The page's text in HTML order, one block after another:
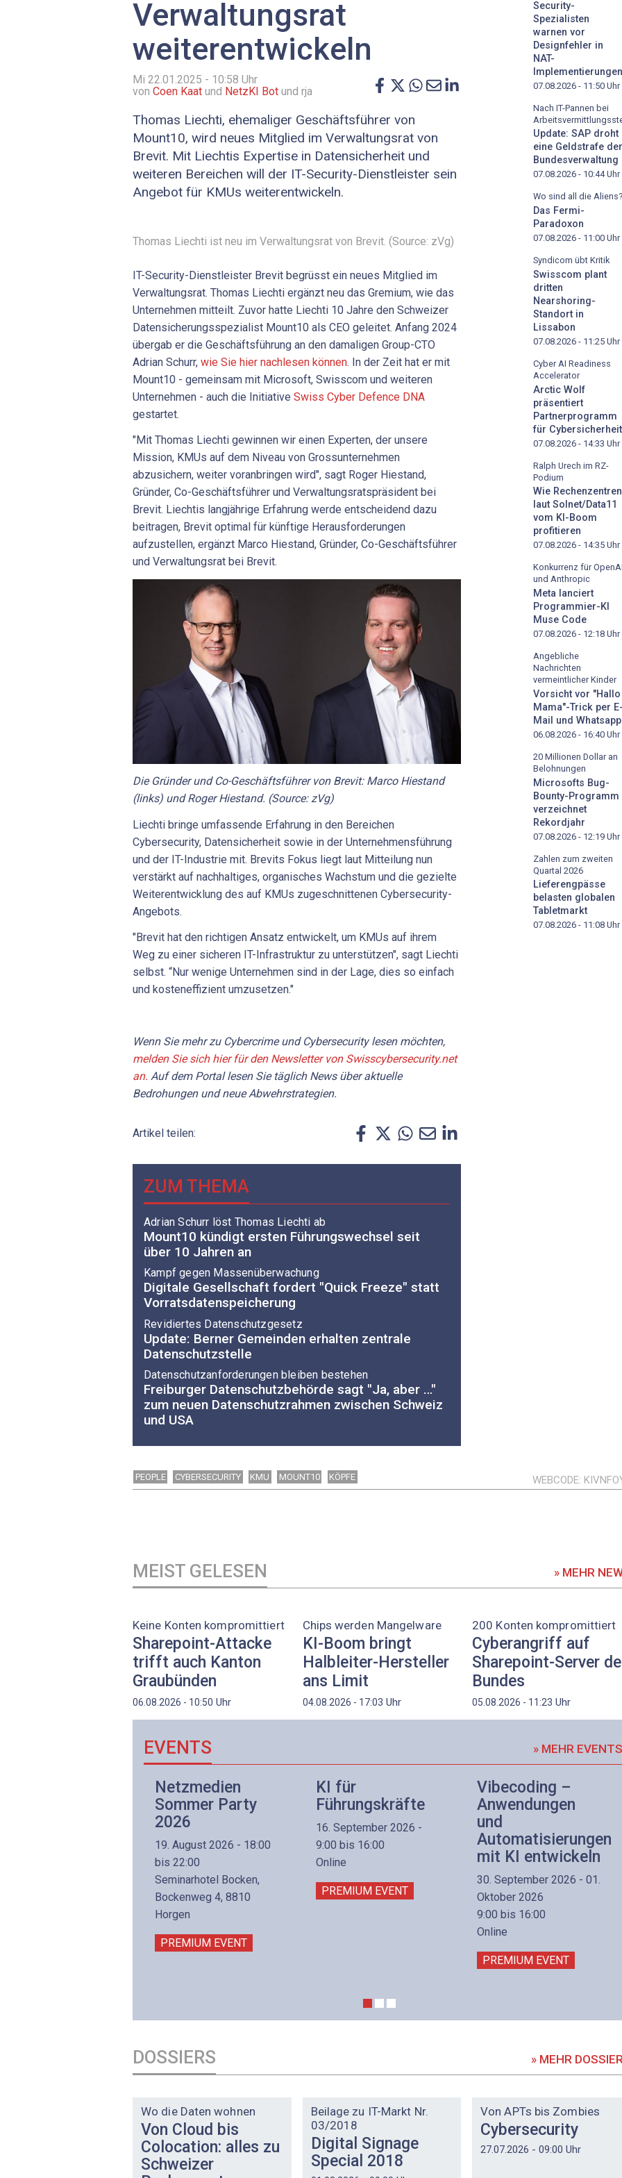
Verwaltungsrat
weiterentwickeln
Mi 22.01.2025 - 10:58 Uhr
von Coen Kaat und NetzKI Bot und rja
Thomas Liechti, ehemaliger Geschäftsführer von
Mount10, wird neues Mitglied im Verwaltungsrat von
Brevit. Mit Liechtis Expertise in Datensicherheit und
weiteren Bereichen will der IT-Security-Dienstleister sein
Angebot für KMUs weiterentwickeln.
Thomas Liechti ist neu im Verwaltungsrat von Brevit. (Source: zVg)
IT-Security-Dienstleister Brevit begrüsst ein neues Mitglied im
Verwaltungsrat. Thomas Liechti ergänzt neu das Gremium, wie das
Unternehmen mitteilt. Zuvor hatte Liechti 10 Jahre den Schweizer
Datensicherungsspezialist Mount10 als CEO geleitet. Anfang 2024
übergab er die Geschäftsführung an den damaligen Group-CTO
Adrian Schurr, wie Sie hier nachlesen können. In der Zeit hat er mit
Mount10 - gemeinsam mit Microsoft, Swisscom und weiteren
Unternehmen - auch die Initiative Swiss Cyber Defence DNA
gestartet.
"Mit Thomas Liechti gewinnen wir einen Experten, der unsere
Mission, KMUs auf dem Niveau von Grossunternehmen
abzusichern, weiter voranbringen wird", sagt Roger Hiestand,
Gründer, Co-Geschäftsführer und Verwaltungsratspräsident bei
Brevit. Liechtis langjährige Erfahrung werde entscheidend dazu
beitragen, Brevit optimal für künftige Herausforderungen
aufzustellen, ergänzt Marco Hiestand, Gründer, Co-Geschäftsführer
und Verwaltungsrat bei Brevit.
Die Gründer und Co-Geschäftsführer von Brevit: Marco Hiestand
(links) und Roger Hiestand. (Source: zVg)
Liechti bringe umfassende Erfahrung in den Bereichen
Cybersecurity, Datensicherheit sowie in der Unternehmensführung
und der IT-Industrie mit. Brevits Fokus liegt laut Mitteilung nun
verstärkt auf nachhaltiges, organisches Wachstum und die gezielte
Weiterentwicklung des auf KMUs zugeschnittenen Cybersecurity-
Angebots.
"Brevit hat den richtigen Ansatz entwickelt, um KMUs auf ihrem
Weg zu einer sicheren IT-Infrastruktur zu unterstützen", sagt Liechti
selbst. “Nur wenige Unternehmen sind in der Lage, dies so einfach
und kosteneffizient umzusetzen."
Wenn Sie mehr zu Cybercrime und Cybersecurity lesen möchten,
melden Sie sich hier für den Newsletter von Swisscybersecurity.net
an. Auf dem Portallesen Sie täglich News über aktuelle
Bedrohungen und neue Abwehrstrategien.
Artikel teilen:
ZUM THEMA
Adrian Schurr löst Thomas Liechti ab
Mount10 kündigt ersten Führungswechsel seit
über 10 Jahren an
Kampf gegen Massenüberwachung
Digitale Gesellschaft fordert "Quick Freeze" statt
Vorratsdatenspeicherung
Revidiertes Datenschutzgesetz
Update: Berner Gemeinden erhalten zentrale
Datenschutzstelle
Datenschutzanforderungen bleiben bestehen
Freiburger Datenschutzbehörde sagt "Ja, aber …"
zum neuen Datenschutzrahmen zwischen Schweiz
und USA
Security-
Spezialisten
warnen vor
Designfehler in
NAT-
Implementierungen
07.08.2026 - 11:50 Uhr
Nach IT-Pannen bei
Update: SAP droht
eine Geldstrafe der
Bundesverwaltung
07.08.2026 - 10:44Uhr
Wo sind all die Aliens?
Das Fermi-
Paradoxon
07.08.2026 - 11:00 Uhr
Syndicom übt Kritik
Swisscom plant
dritten
Nearshoring-
Standort in
Lissabon
07.08.2026 - 11:25 Uhr
Cyber AI Readiness
Accelerator
Arctic Wolf
präsentiert
Partnerprogramm
für Cybersicherheit
07.08.2026 - 14:33 Uhr
Ralph Urech im RZ-
Podium
Wie Rechenzentren
laut Solnet/Data11
vom KI-Boom
profitieren
07.08.2026 - 14:35 Uhr
Konkurrenz für
und Anthropic
Meta lanciert
Programmier-KI
Muse Code
07.08.2026 - 12:18 Uhr
Angebliche
Nachrichten
vermeintlicher Kinder
Vorsicht vor "Hallo
Mama"-Trick per
Mail und Whatsapp
06.08.2026 - 16:40 Uhr
20 Millionen Dollar an
Belohnungen
Microsofts Bug-
Bounty-Programm
verzeichnet
Rekordjahr
07.08.2026 - 12:19 Uhr
Zahlen zum zweiten
Quartal 2026
Lieferengpässe
belasten globalen
Tabletmarkt
07.08.2026 - 11:08 Uhr
PEOPLE CYBERSECURITY KMU MOUNT10 KÖPFE WEBCODE
MEIST GELESEN » MEHR
Keine Konten kompromittiert
Sharepoint-Attacke
trifft auch Kanton
Graubünden
06.08.2026 - 10:50 Uhr
Chips werden Mangelware
KI-Boom bringt
Halbleiter-Hersteller
ans Limit
04.08.2026 - 17:03 Uhr
200 Konten kompromittiert
Cyberangriff auf
Sharepoint-Server
Bundes
05.08.2026 - 11:23 Uhr
EVENTS » MEHR
Netzmedien
Sommer Party
2026
19. August 2026 - 18:00
bis 22:00
Seminarhotel Bocken,
Bockenweg 4, 8810
Horgen
PREMIUM EVENT
KI für
Führungskräfte
16. September 2026 -
9:00 bis 16:00
Online
PREMIUM EVENT
Vibecoding –
Anwendungen
und
Automatisierungen
mit KI entwickeln
30. September 2026 - 01.
Oktober 2026
9:00 bis 16:00
Online
PREMIUM EVENT
DOSSIERS » MEHR
Wo die Daten wohnen
Von Cloud bis
Colocation: alles zu
Schweizer
Beilage zu IT-Markt Nr.
03/2018
Digital Signage
Special 2018
Von APTs bis Zombies
Cybersecurity
27.07.2026 - 09:00 Uhr